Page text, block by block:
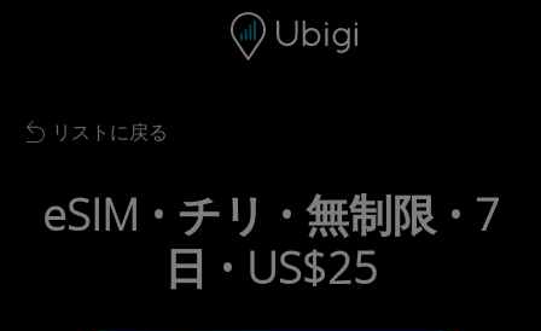
ナビゲーションバー フッター
Back to list
リストに戻る
eSIM • チリ • 無制限 • 7
日 • US$25